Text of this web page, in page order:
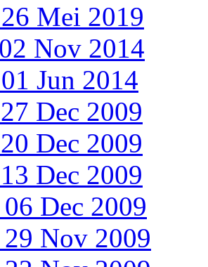
Mei 2019
Nov 2014
Jun 2014
Dec 2009
Dec 2009
Dec 2009
Dec 2009
Nov 2009